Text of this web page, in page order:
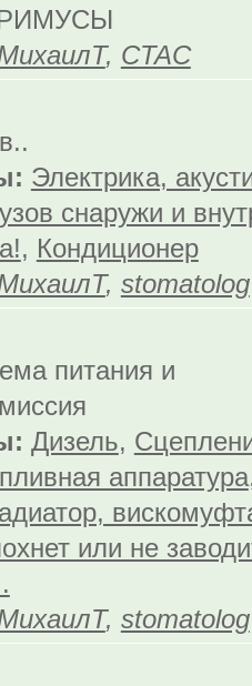
, CTAC
Электрика,
снаружи и
, Кондиционер
, stomatolog
питания и
Дизель,
аппаратура
или не
, stomatolog